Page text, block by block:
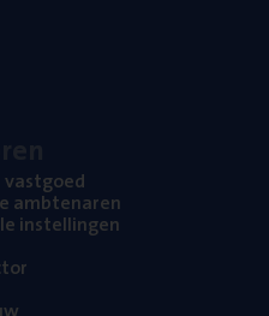
vastgoed
ambtenaren
instellingen